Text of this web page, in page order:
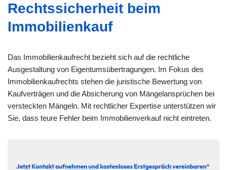
Rechtssicherheit beim
Immobilienkauf
Das Immobilienkaufrecht bezieht sich auf die rechtliche
Ausgestaltung von Eigentumsübertragungen. Im Fokus des
Immobilienkaufrechts stehen die juristische Bewertung von
Kaufverträgen und die Absicherung von Mängelansprüchen bei
versteckten Mängeln. Mit rechtlicher Expertise unterstützen wir
Sie, dass teure Fehler beim Immobilienverkauf nicht eintreten.